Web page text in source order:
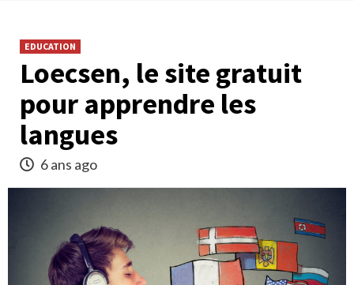
EDUCATION
Loecsen, le site gratuit
pour apprendre les
langues
6 ans ago